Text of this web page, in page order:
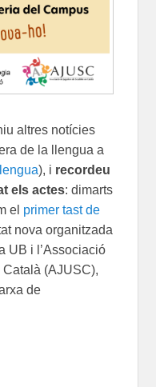
altres notícies
de la llengua a
), i recordeu
els actes: dimarts
el primer tast de
nova organitzada
UB i l’Associació
(AJUSC),
de